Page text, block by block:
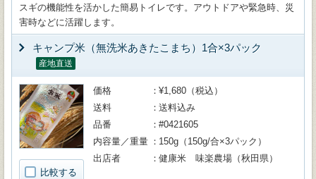
スギの機能性を活かした簡易トイレです。アウトドアや緊急時、災
害時などに活躍します。
キャンプ米（無洗米あきたこまち）1合×3パック
産地直送
比較する
価格
¥1,680（税込）
送料
送料込み
品番
#0421605
内容量／重量
150g（150g/合×3パック）
出店者
健康米 味楽農場（秋田県）